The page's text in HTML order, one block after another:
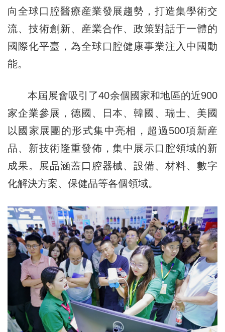
向全球口腔醫療産業發展趨勢，打造集學術交
流、技術創新、産業合作、政策對話于一體的
國際化平臺，為全球口腔健康事業注入中國動
能。
本屆展會吸引了40余個國家和地區的近900
家企業參展，德國、日本、韓國、瑞士、美國
以國家展團的形式集中亮相，超過500項新産
品、新技術隆重發佈，集中展示口腔領域的新
成果。展品涵蓋口腔器械、設備、材料、數字
化解決方案、保健品等各個領域。